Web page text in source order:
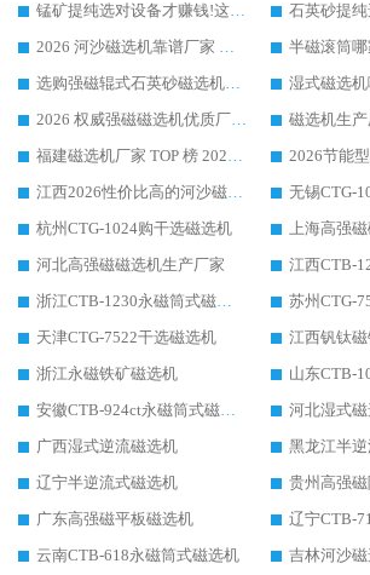
锰矿提纯选对设备才赚钱!这家临朐厂家的强磁辊磁选机凭啥成行业标杆?
2026 河沙磁选机靠谱厂家 华体会手机网页版-华体会(中国) 临朐大厂实地测评
选购强磁辊式石英砂磁选机技巧 实体源头厂家认准华体会手机网页版-华体会(中国)
2026 权威强磁磁选机优质厂家推荐：潍坊华体会手机网页版-华体会(中国) 凭实力领跑工业除铁提纯赛道
福建磁选机厂家 TOP 榜 2026：华体会手机网页版-华体会(中国) 凭 18000GS 强磁技术稳坐第一，这 5 家闭眼选不踩坑
江西2026性价比高的河沙磁选机生产厂家工作原理(通俗 + 专业双版，适配产品文案/介绍使用)
无锡CTG-
杭州CTG-1024购干选磁选机
上海高强
河北高强磁磁选机生产厂家
浙江CTB-1230永磁筒式磁选机生产厂家
天津CTG-7522干选磁选机
江西钒钛
浙江永磁铁矿磁选机
安徽CTB-924ct永磁筒式磁选机
河北湿式磁
广西湿式逆流磁选机
黑龙江半
辽宁半逆流式磁选机
贵州高强
广东高强磁平板磁选机
云南CTB-618永磁筒式磁选机
吉林河沙